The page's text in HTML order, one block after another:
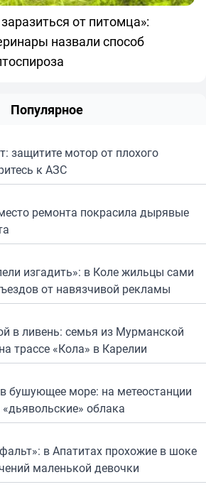
от питомца»:
назвали способ
Популярное
защитите мотор от плохого
к АЗС
ремонта покрасила дырявые
изгадить»: в Коле жильцы сами
от навязчивой рекламы
в ливень: семья из Мурманской
трассе «Кола» в Карелии
бушующее море: на метеостанции
облака
в Апатитах прохожие в шоке
маленькой девочки